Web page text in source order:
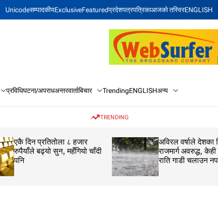
Unicodeसम्पादकीयExclusiveFeaturedप्रदेशपत्रपत्रिकाआजकाे तस्विरENGLISH
प्रविधिघटना/अपराधअन्तरवार्ताबिचार TrendingENGLISHअन्य
TRENDING
अविरल वर्षाले देशका विभिन्न
राजमार्ग अवरुद्ध, केही सडकमा
राति गाडी चलाउन नपाइने
राशिफल: २१ साउन
बिहिवार